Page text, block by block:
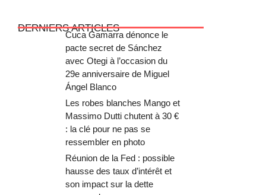
DERNIERS ARTICLES
Cuca Gamarra dénonce le
pacte secret de Sánchez
avec Otegi à l’occasion du
29e anniversaire de Miguel
Ángel Blanco
Les robes blanches Mango et
Massimo Dutti chutent à 30 €
: la clé pour ne pas se
ressembler en photo
Réunion de la Fed : possible
hausse des taux d’intérêt et
son impact sur la dette